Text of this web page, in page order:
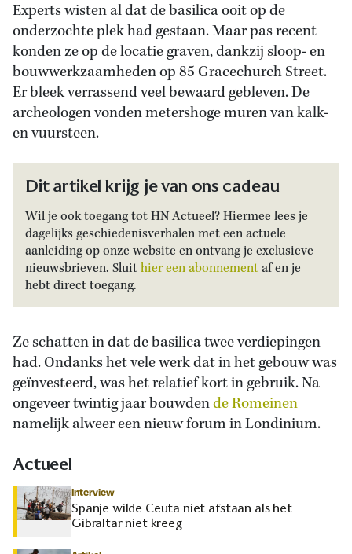
Experts wisten al dat de basilica ooit op de
onderzochte plek had gestaan. Maar pas recent
konden ze op de locatie graven, dankzij sloop- en
bouwwerkzaamheden op 85 Gracechurch Street.
Er bleek verrassend veel bewaard gebleven. De
archeologen vonden metershoge muren van kalk-
en vuursteen.
Dit artikel krijg je van ons cadeau
Wil je ook toegang tot HN Actueel? Hiermee lees je
dagelijks geschiedenisverhalen met een actuele
aanleiding op onze website en ontvang je exclusieve
nieuwsbrieven. Sluithier een abonnementaf en je
hebt direct toegang.
Ze schatten in dat de basilica twee verdiepingen
had. Ondanks het vele werk dat in het gebouw was
geïnvesteerd, was het relatief kort in gebruik. Na
ongeveer twintig jaar bouwdende Romeinen
namelijk alweer een nieuw forum in Londinium.
Actueel
Interview
Spanje wilde Ceuta niet afstaan als het
Gibraltar niet kreeg